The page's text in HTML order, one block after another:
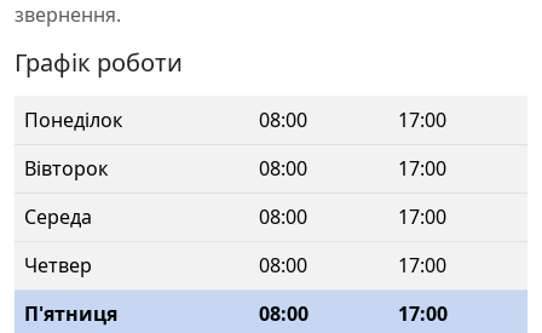
звернення.
Графік роботи
Понеділок 08:00
17:00
Вівторок
08:00
17:00
Середа
08:00
17:00
Четвер
08:00
17:00
П'ятниця
08:00
17:00